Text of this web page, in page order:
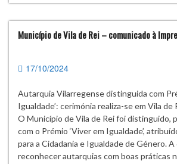
Município de Vila de Rei – comunicado à
17/10/2024
Autarquia Vilarregense distinguida com
Igualdade’: cerimónia realiza-se em Vila
O Município de Vila de Rei foi distinguido,
com o Prémio ‘Viver em Igualdade’,
para a Cidadania e Igualdade de Género.
reconhecer autarquias com boas práticas